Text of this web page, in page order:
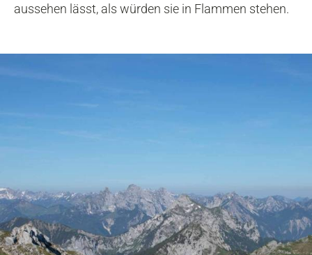
aussehen lässt, als würden sie in Flammen stehen.